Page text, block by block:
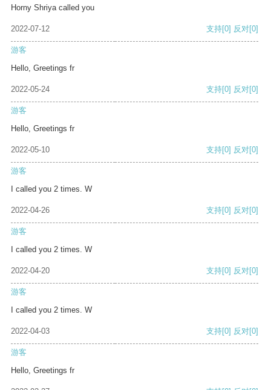
Horny Shriya called you
2022-07-12 支持[0] 反对[0]
游客
Hello, Greetings fr
2022-05-24 支持[0] 反对[0]
游客
Hello, Greetings fr
2022-05-10 支持[0] 反对[0]
游客
I called you 2 times. W
2022-04-26 支持[0] 反对[0]
游客
I called you 2 times. W
2022-04-20 支持[0] 反对[0]
游客
I called you 2 times. W
2022-04-03 支持[0] 反对[0]
游客
Hello, Greetings fr